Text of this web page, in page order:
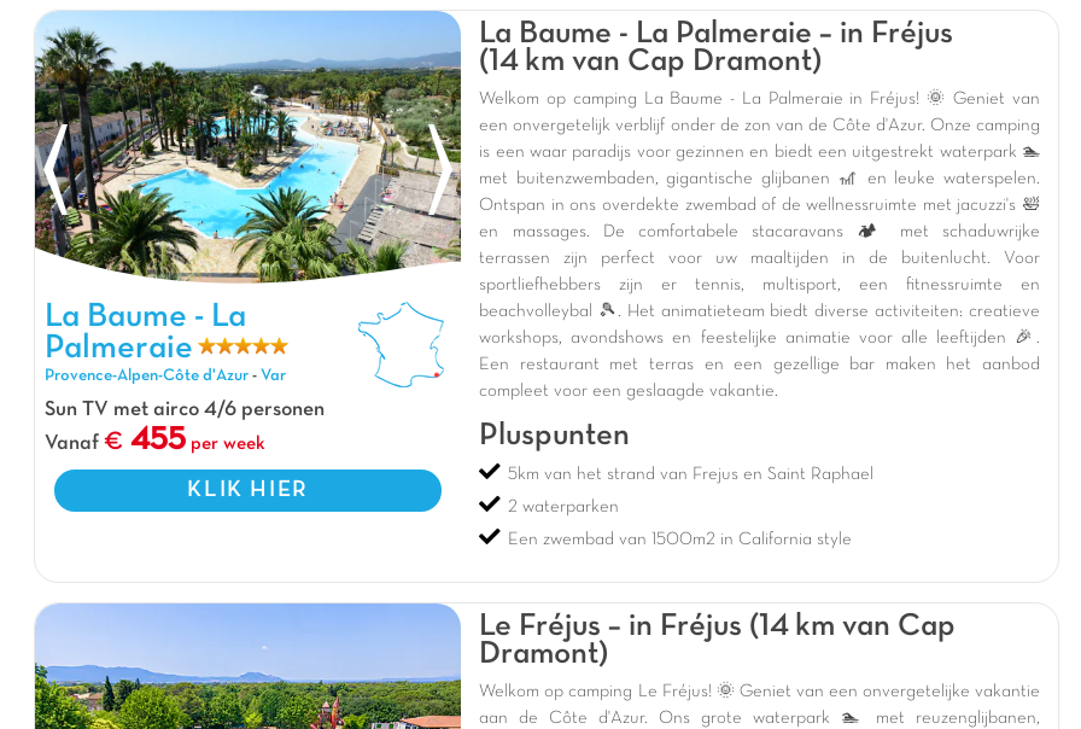
La Baume - La Palmeraie, Vakantiepark Provence-Alpen-Côte
d'Azur
La Baume - La
Palmeraie
Provence-Alpen-Côte d'Azur - Var
Sun TV met airco 4/6 personen
Vanaf
455 per week
KLIK HIER
La Baume - La Palmeraie – in Fréjus
(14 km van Cap Dramont)
Welkom op camping La Baume - La Palmeraie in Fréjus! 🌞 Geniet van
een onvergetelijk verblijf onder de zon van de Côte d'Azur. Onze camping
is een waar paradijs voor gezinnen en biedt een uitgestrekt waterpark 🏊
met buitenzwembaden, gigantische glijbanen 🎢 en leuke waterspelen.
Ontspan in ons overdekte zwembad of de wellnessruimte met jacuzzi's 🛀
en massages. De comfortabele stacaravans 🏕️ met schaduwrijke
terrassen zijn perfect voor uw maaltijden in de buitenlucht. Voor
sportliefhebbers zijn er tennis, multisport, een fitnessruimte en
beachvolleybal 🎾. Het animatieteam biedt diverse activiteiten: creatieve
workshops, avondshows en feestelijke animatie voor alle leeftijden 🎉.
Een restaurant met terras en een gezellige bar maken het aanbod
compleet voor een geslaagde vakantie.
Pluspunten
5km van het strand van Frejus en Saint Raphael
2 waterparken
Een zwembad van 1500m2 in California style
Le Fréjus – in Fréjus (14 km van Cap
Dramont)
Welkom op camping Le Fréjus! 🌞 Geniet van een onvergetelijke vakantie
aan de Côte d'Azur. Ons grote waterpark 🏊 met reuzenglijbanen,